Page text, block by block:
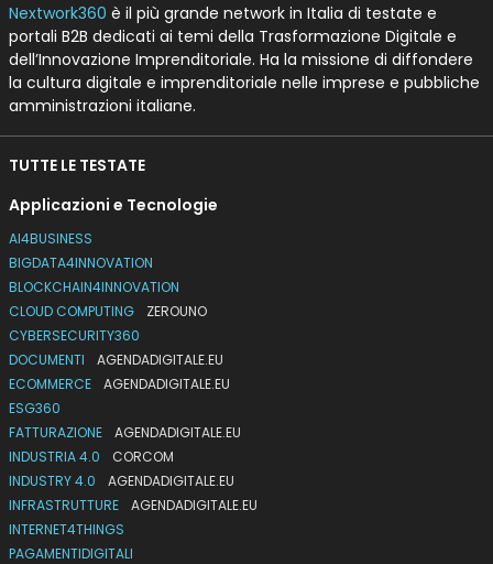
Nextwork360 è il più grande network in Italia di testate e
portali B2B dedicati ai temi della Trasformazione Digitale e
dell’Innovazione Imprenditoriale. Ha la missione di diffondere
la cultura digitale e imprenditoriale nelle imprese e pubbliche
amministrazioni italiane.
TUTTE LE TESTATE
Applicazioni e Tecnologie
AI4BUSINESS
BIGDATA4INNOVATION
BLOCKCHAIN4INNOVATION
CLOUD COMPUTING
ZEROUNO
CYBERSECURITY360
DOCUMENTI
AGENDADIGITALE.EU
ECOMMERCE
AGENDADIGITALE.EU
ESG360
FATTURAZIONE
AGENDADIGITALE.EU
INDUSTRIA 4.0
CORCOM
INDUSTRY 4.0
AGENDADIGITALE.EU
INFRASTRUTTURE
AGENDADIGITALE.EU
INTERNET4THINGS
PAGAMENTIDIGITALI